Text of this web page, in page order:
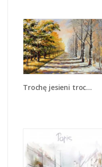
Trochę jesieni trochę zimy - GR292